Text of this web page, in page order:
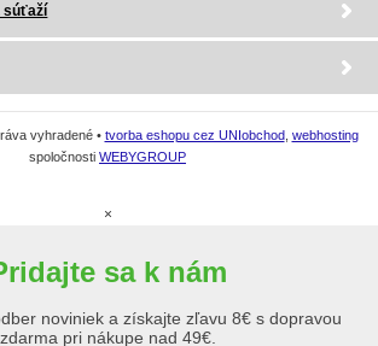
súťaží
vyhradené • tvorba eshopu cez UNIobchod, webhosting
spoločnosti WEBYGROUP
×
sa k nám
noviniek a získajte zľavu 8€ s dopravou
zdarma pri nákupe nad 49€.